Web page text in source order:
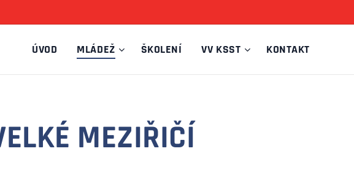
ÚVOD MLÁDEŽ ŠKOLENÍ VV KSST KONTAKT
MEZIŘIČÍ